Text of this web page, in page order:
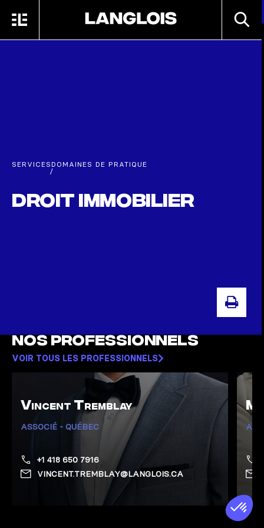
MENU
SERVICES
/
DOMAINES DE PRATIQUE
Droit immobilier
Nos professionnels
VOIR TOUS LES PROFESSIONNELS
Vincent Tremblay
ASSOCIÉ - QUÉBEC
+1 418 650 7916
VINCENT.TREMBLAY@LANGLOIS.CA